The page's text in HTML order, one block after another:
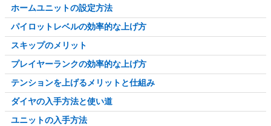
ホームユニットの設定方法
パイロットレベルの効率的な上げ方
スキップのメリット
プレイヤーランクの効率的な上げ方
テンションを上げるメリットと仕組み
ダイヤの入手方法と使い道
ユニットの入手方法